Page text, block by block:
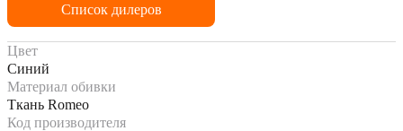
Список дилеров
Цвет
Синий
Материал обивки
Ткань Romeo
Код производителя